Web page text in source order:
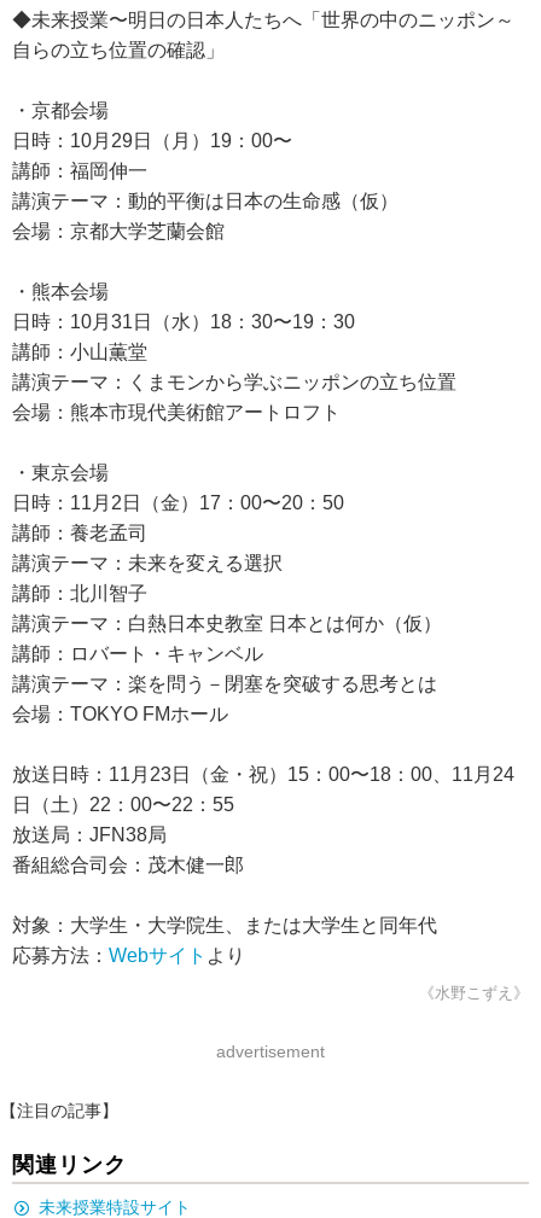
◆未来授業〜明日の日本人たちへ「世界の中のニッポン～
自らの立ち位置の確認」
・京都会場
日時：10月29日（月）19：00〜
講師：福岡伸一
講演テーマ：動的平衡は日本の生命感（仮）
会場：京都大学芝蘭会館
・熊本会場
日時：10月31日（水）18：30〜19：30
講師：小山薫堂
講演テーマ：くまモンから学ぶニッポンの立ち位置
会場：熊本市現代美術館アートロフト
・東京会場
日時：11月2日（金）17：00〜20：50
講師：養老孟司
講演テーマ：未来を変える選択
講師：北川智子
講演テーマ：白熱日本史教室 日本とは何か（仮）
講師：ロバート・キャンベル
講演テーマ：楽を問う－閉塞を突破する思考とは
会場：TOKYO FMホール
放送日時：11月23日（金・祝）15：00〜18：00、11月24
日（土）22：00〜22：55
放送局：JFN38局
番組総合司会：茂木健一郎
対象：大学生・大学院生、または大学生と同年代
応募方法： Webサイト より
《水野こずえ》
advertisement
【注目の記事】
関連リンク
未来授業特設サイト